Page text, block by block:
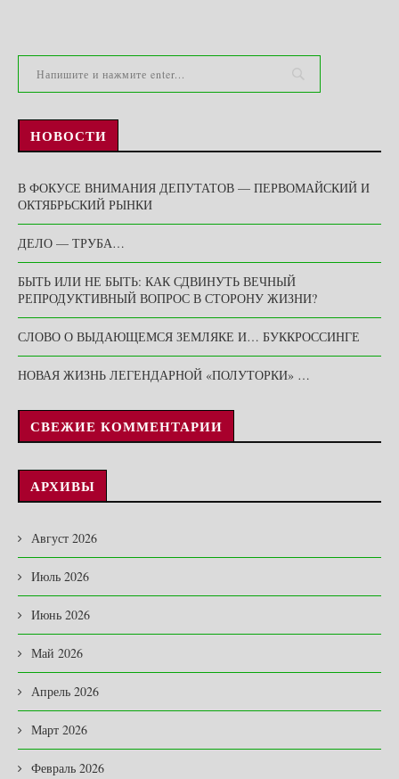
НОВОСТИ
В ФОКУСЕ ВНИМАНИЯ ДЕПУТАТОВ — ПЕРВОМАЙСКИЙ И
ОКТЯБРЬСКИЙ РЫНКИ
ДЕЛО — ТРУБА…
БЫТЬ ИЛИ НЕ БЫТЬ: КАК СДВИНУТЬ ВЕЧНЫЙ
РЕПРОДУКТИВНЫЙ ВОПРОС В СТОРОНУ ЖИЗНИ?
СЛОВО О ВЫДАЮЩЕМСЯ ЗЕМЛЯКЕ И… БУККРОССИНГЕ
НОВАЯ ЖИЗНЬ ЛЕГЕНДАРНОЙ «ПОЛУТОРКИ» …
СВЕЖИЕ КОММЕНТАРИИ
АРХИВЫ
Август 2026
Июль 2026
Июнь 2026
Май 2026
Апрель 2026
Март 2026
Февраль 2026